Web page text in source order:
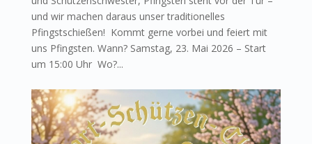
und wir machen daraus unser traditionelles
Pfingstschießen! Kommt gerne vorbei und feiert mit
uns Pfingsten. Wann? Samstag, 23. Mai 2026 – Start
um 15:00 Uhr Wo?...